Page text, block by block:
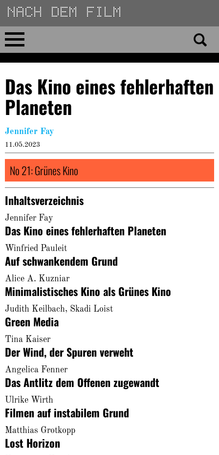
Direkt
zum
Inhalt
Home
No 23
No 01–22
Essays
Reviews
Archiv
About
Das Kino eines fehlerhaften
Planeten
Jennifer Fay
11.05.2023
No 21: Grünes Kino
Inhaltsverzeichnis
Jennifer Fay
Das Kino eines fehlerhaften Planeten
Winfried Pauleit
Auf schwankendem Grund
Alice A. Kuzniar
Minimalistisches Kino als Grünes Kino
Judith Keilbach, Skadi Loist
Green Media
Tina Kaiser
Der Wind, der Spuren verweht
Angelica Fenner
Das Antlitz dem Offenen zugewandt
Ulrike Wirth
Filmen auf instabilem Grund
Matthias Grotkopp
Lost Horizon